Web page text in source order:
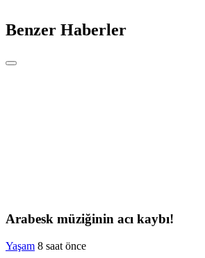
Benzer Haberler
Arabesk müziğinin acı kaybı!
Yaşam 8 saat önce